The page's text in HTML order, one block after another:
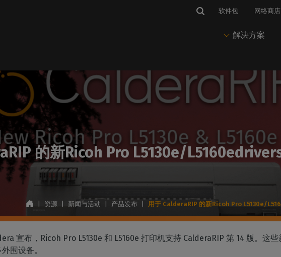
解决方案
RIP 软件
CalderaRIP
推动您的印刷和切割生产
CalderaRIP 第 19 版
CalderaRIP 的新功能
年度订阅
入门级订阅RIP
永久许可证
了解 CalderaRIP 模块及其强大
套料软件
程和排版
印刷生产软件
Caldera
软件管理
CalderaDock
管理所有Caldera 解决
硬件
维护
专业服务
培训Center
并
队。
市场与应用
标识和图案
印刷视觉传播
软标识
在柔性介质上打印
包装
在乙烯基承印物上打印
纺织品印花
印花室内装饰
解决方案
印刷
推动印刷生产
掌握色彩输出
节省墨水
管理从印刷到切割的工
技术资源
支持与热线
如何获得技术支持
知识center
访问我们的技术文档
技术要求
检查硬件和操作系统的兼容性
支持的外设
新闻与见解
成功案例
客户故事和使用案例
观看我们的网络研讨会
通讯
新闻
软件包 网络商店
的新Ricoh Pro L5130e/
资源 新闻与活动 产品发布 用于 CalderaRIP 的新Ricoh Pro L5130e/
宣布，Ricoh Pro L5130e 和 L5160e 打印机支持 CalderaRIP 第 14 版。这
围设备。